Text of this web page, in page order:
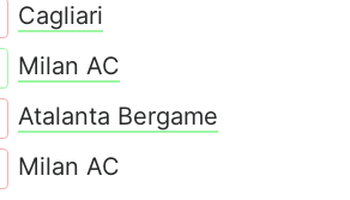
Cagliari
Milan AC
Atalanta Bergame
Milan AC